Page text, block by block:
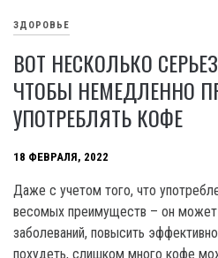
ЗДОРОВЬЕ
ВОТ НЕСКОЛЬКО
ЧТОБЫ НЕМЕДЛЕННО
УПОТРЕБЛЯТЬ КОФЕ
18 ФЕВРАЛЯ, 2022
Даже с учетом того, что
весомых преимуществ – он может
заболеваний, повысить
похудеть, слишком много кофе